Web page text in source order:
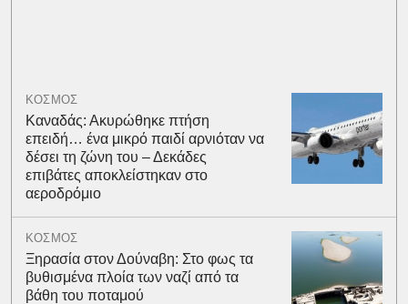
ΚΟΣΜΟΣ
Καναδάς: Ακυρώθηκε πτήση
επειδή… ένα μικρό παιδί αρνιόταν να
δέσει τη ζώνη του – Δεκάδες
επιβάτες αποκλείστηκαν στο
αεροδρόμιο
ΚΟΣΜΟΣ
Ξηρασία στον Δούναβη: Στο φως τα
βυθισμένα πλοία των ναζί από τα
βάθη του ποταμού